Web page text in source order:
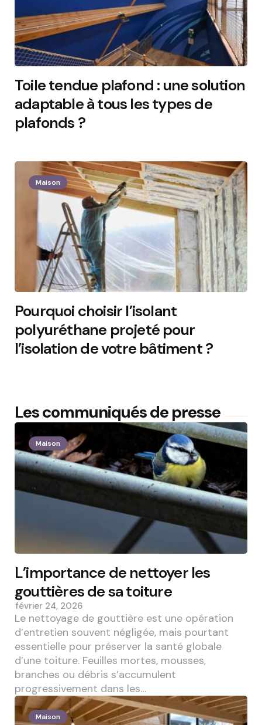
Toile tendue plafond : une solution
adaptable à tous les types de
plafonds ?
Maison
Pourquoi choisir l’isolant
polyuréthane projeté pour
l’isolation de votre bâtiment ?
Les communiqués de presse
Maison
L’importance de nettoyer les
gouttières de sa toiture
février 24, 2026
Le nettoyage de gouttière est une opération
d’entretien souvent négligée, mais pourtant
essentielle pour préserver la santé globale
d’une toiture. Feuilles mortes, mousses,
branches ou débris s’accumulent
progressivement dans les…
Maison